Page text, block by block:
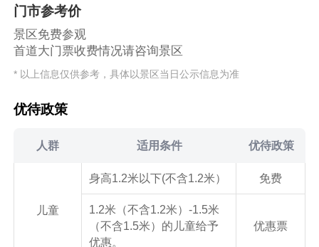
门市参考价
景区免费参观
首道大门票收费情况请咨询景区
* 以上信息仅供参考，具体以景区当日公示信息为准
优待政策
人群 适用条件 优待政策
儿童
身高1.2米以下(不含1.2米） 免费
1.2米（不含1.2米）-1.5米
（不含1.5米）的儿童给予
优惠。
优惠票